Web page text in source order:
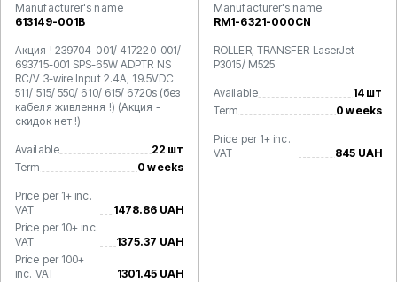
Manufacturer's name
613149-001B
Акция ! 239704-001/ 417220-001/
693715-001 SPS-65W ADPTR NS
RC/V 3-wire Input 2.4A, 19.5VDC
511/ 515/ 550/ 610/ 615/ 6720s (без
кабеля живлення !) (Акция -
скидок нет !)
Available
22 шт
Term
0 weeks
Price per 1+ inc.
VAT
1478.86 UAH
Price per 10+ inc.
VAT
1375.37 UAH
Price per 100+
inc. VAT
1301.45 UAH
Manufacturer's name
RM1-6321-000CN
ROLLER, TRANSFER LaserJet
P3015/ M525
Available
14 шт
Term
0 weeks
Price per 1+ inc.
VAT
845 UAH